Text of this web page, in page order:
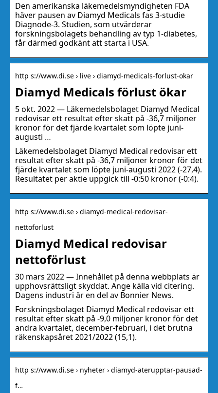
Den amerikanska läkemedelsmyndigheten FDA
häver pausen av Diamyd Medicals fas 3-studie
Diagnode-3. Studien, som utvärderar
forskningsbolagets behandling av typ 1-diabetes,
får därmed godkänt att starta i USA.
http s://www.di.se › live › diamyd-medicals-forlust-okar
Diamyd Medicals förlust ökar
5 okt. 2022 — Läkemedelsbolaget Diamyd Medical
redovisar ett resultat efter skatt på -36,7 miljoner
kronor för det fjärde kvartalet som löpte juni-
augusti …
Läkemedelsbolaget Diamyd Medical redovisar ett
resultat efter skatt på -36,7 miljoner kronor för det
fjärde kvartalet som löpte juni-augusti 2022 (-27,4).
Resultatet per aktie uppgick till -0:50 kronor (-0:4).
http s://www.di.se › diamyd-medical-redovisar-
nettoforlust
Diamyd Medical redovisar
nettoförlust
30 mars 2022 — Innehållet på denna webbplats är
upphovsrättsligt skyddat. Ange källa vid citering.
Dagens industri är en del av Bonnier News.
Forskningsbolaget Diamyd Medical redovisar ett
resultat efter skatt på -9,0 miljoner kronor för det
andra kvartalet, december-februari, i det brutna
räkenskapsåret 2021/2022 (15,1).
http s://www.di.se › nyheter › diamyd-aterupptar-pausad-
f…